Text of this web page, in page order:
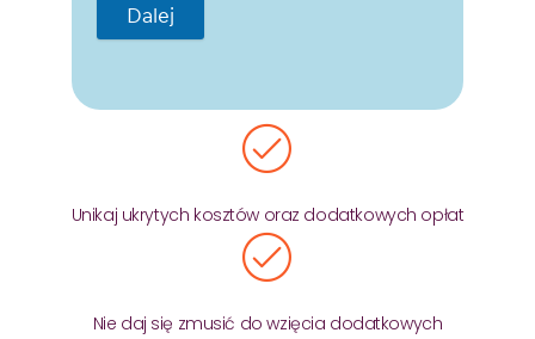
Dalej
Unikaj ukrytych kosztów oraz dodatkowych opłat
Nie daj się zmusić do wzięcia dodatkowych